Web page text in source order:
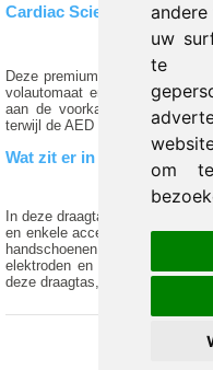
uw
te
om
Cardiac Science
Deze premium AED-tas is
volautomaat en halfautomaat
aan de voorkant een
terwijl de AED in de tas zit.
Wat zit er in een AED-tas?
In deze draagtas kun je naast
en enkele accessoires
handschoenen,
elektroden en accessoires zijn
deze draagtas, tenzij anders